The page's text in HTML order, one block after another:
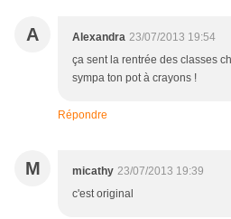
A Alexandra 23/07/2013 19:54
ça sent la rentrée des classes
sympa ton pot à crayons !
Répondre
M micathy 23/07/2013 19:39
c'est original